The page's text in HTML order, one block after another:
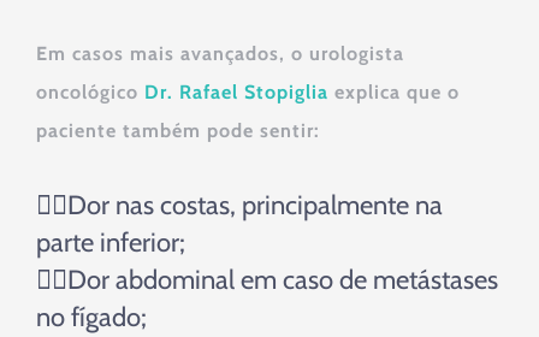
Em casos mais avançados, o urologista
oncológico Dr. Rafael Stopiglia explica que o
paciente também pode sentir:
👉🏼Dor nas costas, principalmente na
parte inferior;
👉🏼Dor abdominal em caso de metástases
no fígado;